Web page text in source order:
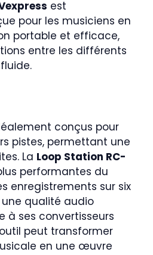
est
pour les musiciens en
portable et efficace,
entre les différents
conçus pour
pistes, permettant une
La Loop Station RC-
performantes du
enregistrements sur six
qualité audio
à ses convertisseurs
peut transformer
en une œuvre